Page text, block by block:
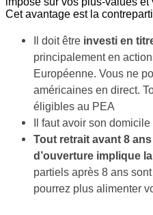
Cet avantage est la
Il doit être investi en
principalement en
Européenne. Vous ne
américaines en direct.
éligibles au PEA
Il faut avoir son
Tout retrait avant 8
d’ouverture implique
partiels après 8 ans
pourrez plus alimenter